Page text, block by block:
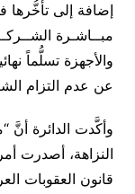
إضافة إلى تأخُّرها
مبــاشـرة
والأجهزة تسلُّماً
عن عدم التزام
وأكَّدت الدائرة أنَّ
قانون العقوبات العراقي رقم